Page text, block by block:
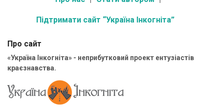
Підтримати сайт “Україна Інкогніта”
Про сайт
«Україна Інкогніта» - неприбутковий проект ентузіастів
краєзнавства.